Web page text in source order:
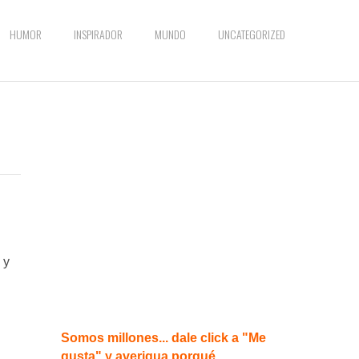
HUMOR INSPIRADOR MUNDO UNCATEGORIZED
y
Somos millones... dale click a "Me
gusta" y averigua porqué